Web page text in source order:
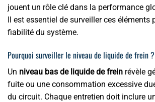
jouent un rôle clé dans la performance
Il est essentiel de surveiller ces éléments
fiabilité du système.
Pourquoi surveiller le niveau de liquide de frein ?
Un niveau bas de liquide de frein révèle
fuite ou une consommation excessive
du circuit. Chaque entretien doit inclure